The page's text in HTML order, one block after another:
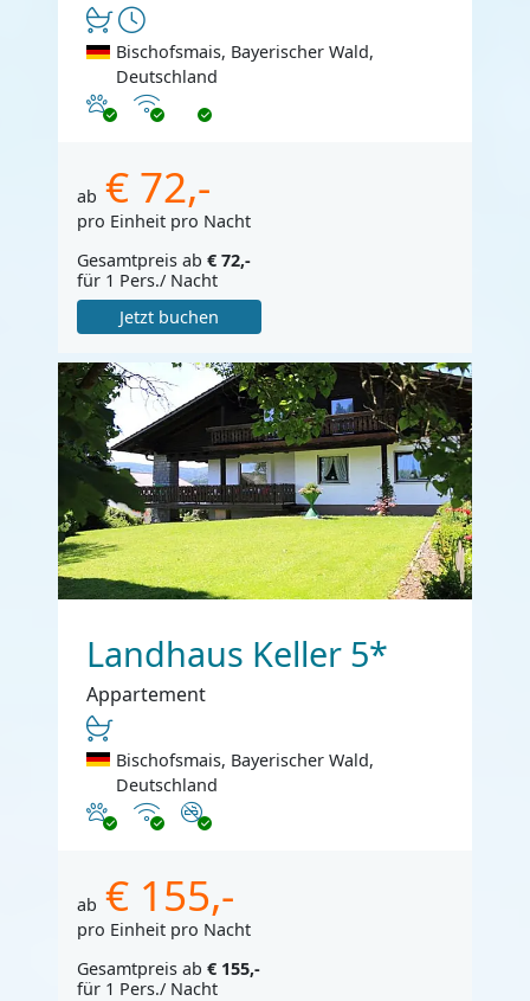
Bischofsmais, Bayerischer Wald,
Deutschland
Haustiere erlaubt
Internet
ab € 72,-
pro Einheit pro Nacht
Gesamtpreis ab € 72,-
für 1 Pers./ Nacht
Jetzt buchen
Landhaus Keller 5*
Appartement
Bischofsmais, Bayerischer Wald,
Deutschland
Haustiere erlaubt
InternetNichtraucher
ab € 155,-
pro Einheit pro Nacht
Gesamtpreis ab € 155,-
für 1 Pers./ Nacht